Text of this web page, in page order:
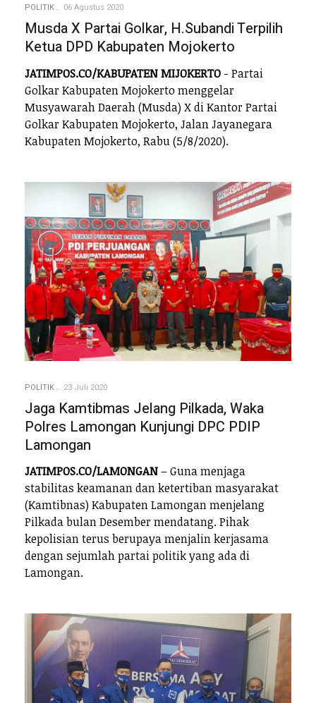
POLITIK 06 Agustus 2020
Musda X Partai Golkar, H.Subandi Terpilih
Ketua DPD Kabupaten Mojokerto
JATIMPOS.CO/KABUPATEN MIJOKERTO - Partai
Golkar Kabupaten Mojokerto menggelar
Musyawarah Daerah (Musda) X di Kantor Partai
Golkar Kabupaten Mojokerto, Jalan Jayanegara
Kabupaten Mojokerto, Rabu (5/8/2020).
POLITIK 23 Juli 2020
Jaga Kamtibmas Jelang Pilkada, Waka
Polres Lamongan Kunjungi DPC PDIP
Lamongan
JATIMPOS.CO/LAMONGAN– Guna menjaga
stabilitas keamanan dan ketertiban masyarakat
(Kamtibnas) Kabupaten Lamongan menjelang
Pilkada bulan Desember mendatang. Pihak
kepolisian terus berupaya menjalin kerjasama
dengan sejumlah partai politik yang ada di
Lamongan.